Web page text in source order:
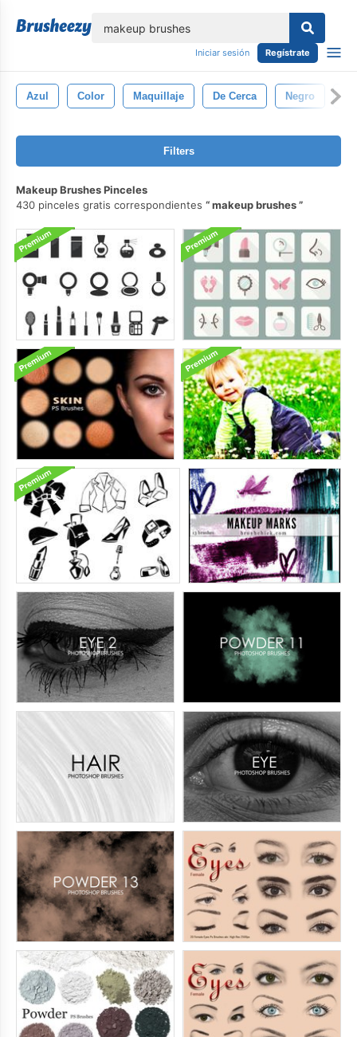
Iniciar sesión Regístrate
Azul Color Maquillaje De Cerca Negro
Filters
Makeup Brushes Pinceles
430 pinceles gratis correspondientes
makeup brushes